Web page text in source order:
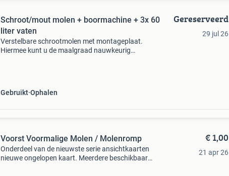
Schroot/mout molen + boormachine + 3x 60
liter vaten
Verstelbare schrootmolen met montageplaat.
Hiermee kunt u de maalgraad nauwkeurig
Gebruikt Ophalen
Gereserveerd
29 jul 26
Voorst Voormalige Molen / Molenromp
Onderdeel van de nieuwste serie ansichtkaarten
nieuwe ongelopen kaart. Meerdere beschikbaar
€ 1,00
21 apr 26